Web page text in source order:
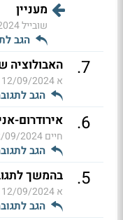
מעניין
שובייל12:55
הגב
7
. האבולוציה
א12/09/2024 11:23
הגב
6
. אירודרום-
חיים2024 11:13
הגב
5
. בהמשך
א12/09/2024 10:59
הגב